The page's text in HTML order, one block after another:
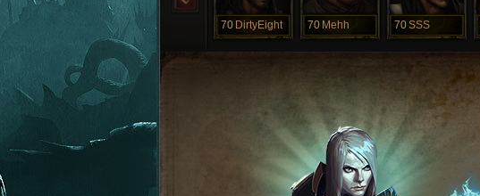
70 DirtyEight 70 Mehh 70SSS